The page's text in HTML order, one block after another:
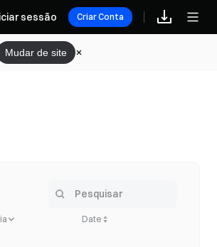
Recompensas
sessão Criar Conta
Mudar de site
Date